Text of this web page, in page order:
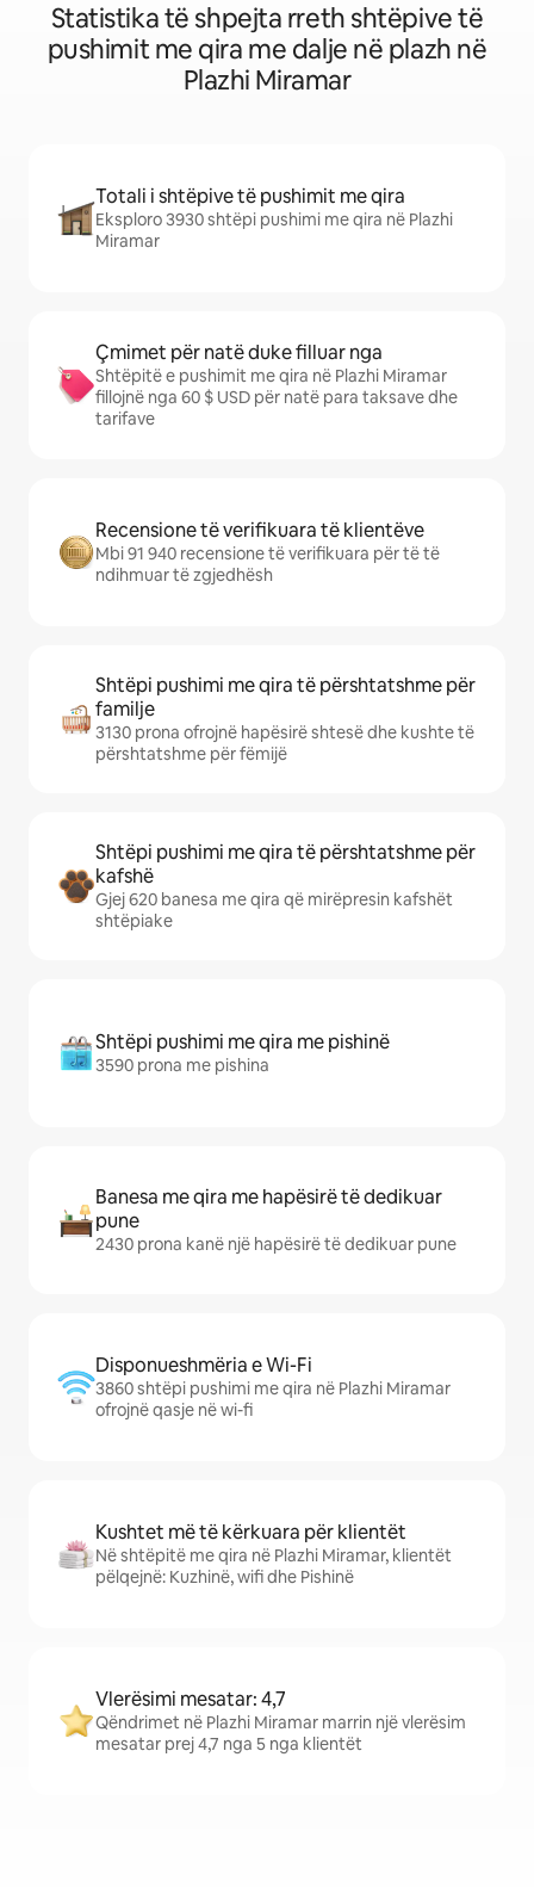
Statistika të shpejta rreth shtëpive të
pushimit me qira me dalje në plazh në
Plazhi Miramar
Totali i shtëpive të pushimit me qira
Eksploro 3930 shtëpi pushimi me qira në Plazhi
Miramar
Çmimet për natë duke filluar nga
Shtëpitë e pushimit me qira në Plazhi Miramar
fillojnë nga 60 $ USD për natë para taksave dhe
tarifave
Recensione të verifikuara të klientëve
Mbi 91 940 recensione të verifikuara për të të
ndihmuar të zgjedhësh
Shtëpi pushimi me qira të përshtatshme për
familje
3130 prona ofrojnë hapësirë shtesë dhe kushte të
përshtatshme për fëmijë
Shtëpi pushimi me qira të përshtatshme për
kafshë
Gjej 620 banesa me qira që mirëpresin kafshët
shtëpiake
Shtëpi pushimi me qira me pishinë
3590 prona me pishina
Banesa me qira me hapësirë të dedikuar
pune
2430 prona kanë një hapësirë të dedikuar pune
Disponueshmëria e Wi-Fi
3860 shtëpi pushimi me qira në Plazhi Miramar
ofrojnë qasje në wi-fi
Kushtet më të kërkuara për klientët
Në shtëpitë me qira në Plazhi Miramar, klientët
pëlqejnë: Kuzhinë, wifi dhe Pishinë
Vlerësimi mesatar: 4,7
Qëndrimet në Plazhi Miramar marrin një vlerësim
mesatar prej 4,7 nga 5 nga klientët